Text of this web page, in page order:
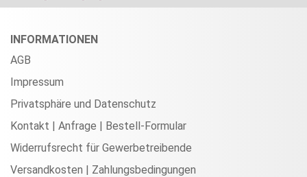
INFORMATIONEN
AGB
Impressum
Privatsphäre und Datenschutz
Kontakt | Anfrage | Bestell-Formular
Widerrufsrecht für Gewerbetreibende
Versandkosten | Zahlungsbedingungen